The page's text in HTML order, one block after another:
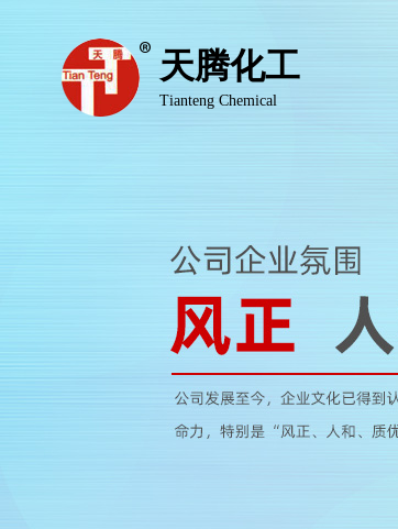
天腾化工
Tianteng Chemical